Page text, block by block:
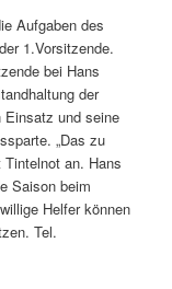
Aufgaben des
1.Vorsitzende.
bei Hans
der
Einsatz und seine
„Das zu
an. Hans
Saison beim
Helfer können
Tel.